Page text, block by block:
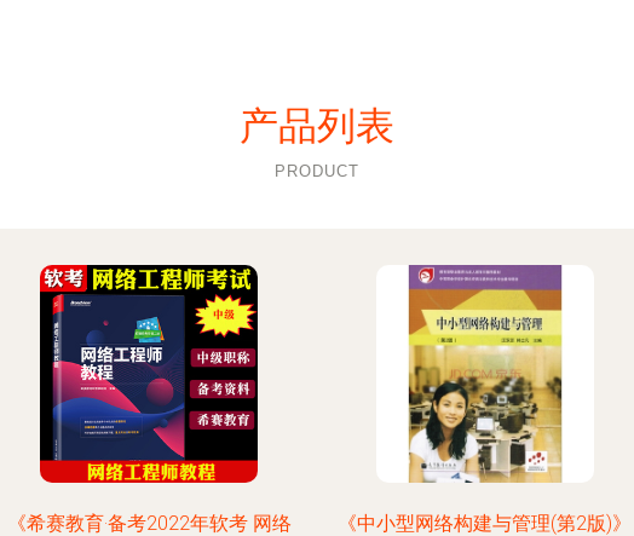
产品列表
PRODUCT
《希赛教育·备考2022年软考 网络
《中小型网络构建与管理(第2版)》